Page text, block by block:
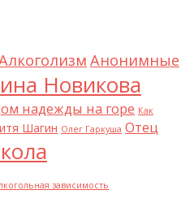
Анонимные
Новикова
надежды на горе Как
Шагин Олег Гаркуша Отец
зависимость